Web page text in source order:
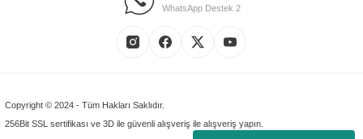
WhatsApp Destek 2
Copyright © 2024 - Tüm Hakları Saklıdır.
256Bit SSL sertifikası ve 3D ile güvenli alışveriş ile alışveriş yapın.